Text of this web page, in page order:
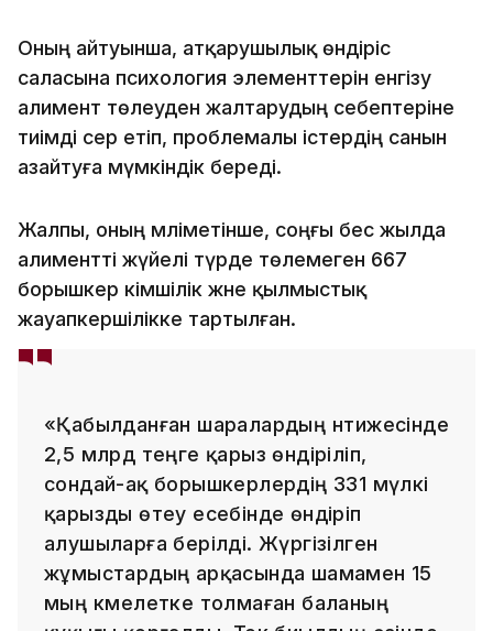
Оның айтуынша, атқарушылық өндіріс
саласына психология элементтерін енгізу
алимент төлеуден жалтарудың себептеріне
тиімді әсер етіп, проблемалы істердің санын
азайтуға мүмкіндік береді.
Жалпы, оның мәліметінше, соңғы бес жылда
алиментті жүйелі түрде төлемеген 667
борышкер әкімшілік және қылмыстық
жауапкершілікке тартылған.
«Қабылданған шаралардың нәтижесінде
2,5 млрд теңге қарыз өндіріліп,
сондай-ақ борышкерлердің 331 мүлкі
қарызды өтеу есебінде өндіріп
алушыларға берілді. Жүргізілген
жұмыстардың арқасында шамамен 15
мың кәмелетке толмаған баланың